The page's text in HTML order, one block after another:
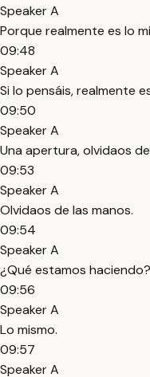
Speaker A
Porque realmente es lo
09:48
Speaker A
Si lo pensáis, realmente
09:50
Speaker A
Una apertura, olvidaos
09:53
Speaker A
Olvidaos de las manos.
09:54
Speaker A
¿Qué estamos haciendo?
09:56
Speaker A
Lo mismo.
09:57
Speaker A